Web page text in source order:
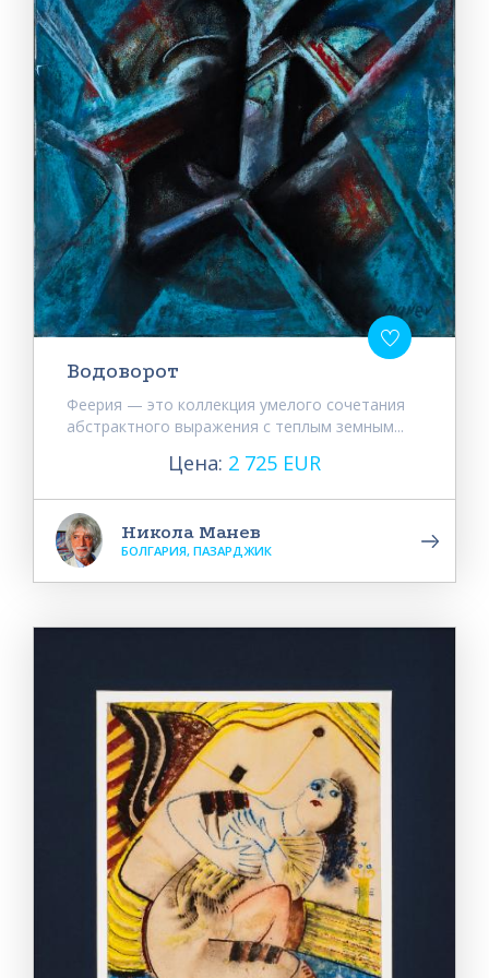
Водоворот
Феерия — это коллекция умелого сочетания
абстрактного выражения с теплым земным...
Цена: 2 725 EUR
Никола Манев
БОЛГАРИЯ, ПАЗАРДЖИК